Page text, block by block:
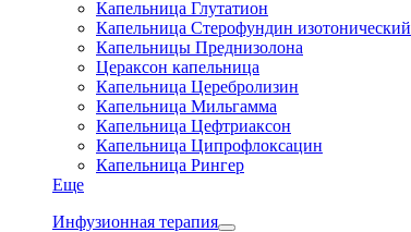
Капельница Глутатион
Капельница Стерофундин изотонический
Капельницы Преднизолона
Цераксон капельница
Капельница Церебролизин
Капельница Мильгамма
Капельница Цефтриаксон
Капельница Ципрофлоксацин
Капельница Рингер
Еще
Инфузионная терапия